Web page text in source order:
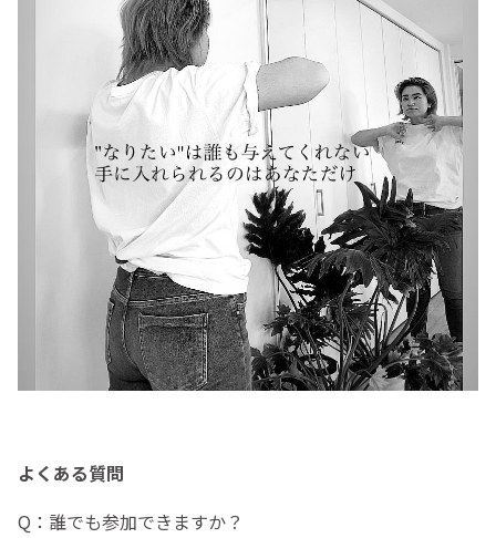
よくある質問
Q：誰でも参加できますか？